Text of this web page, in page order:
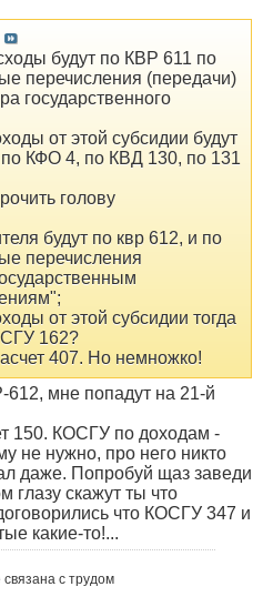
будут по КВР 611 по
перечисления (передачи)
государственного
от этой субсидии будут
КФО 4, по КВД 130, по 131
голову
будут по квр 612, и по
перечисления
от этой субсидии тогда
162?
407. Но немножко!
612, мне попадут на 21-й
150. КОСГУ по доходам -
не нужно, про него никто
даже. Попробуй щаз заведи
глазу скажут ты что
что КОСГУ 347 и
какие-то!...
с трудом